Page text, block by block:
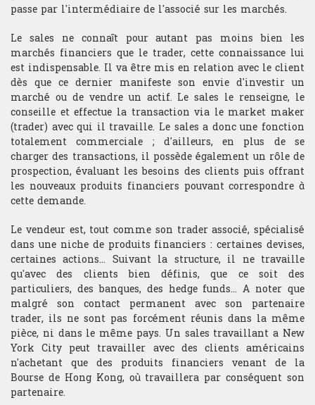
Mathématiques
Mathématiques financières
Microéconomie
Psychologie du Trading
Gestion portefeuille
Gestion du risque
Money management
Gestion du stress
Analyse technique
Stratégie du trader
l'expérience du trading acquises à
ouvrent les portes à différentes
carrières dans les métiers de la
finance de marché.
passe par l'intermédiaire de l'associé sur les marchés.
Le sales ne connaît pour autant pas moins bien les
marchés financiers que le trader, cette connaissance lui
est indispensable. Il va être mis en relation avec le client
dès que ce dernier manifeste son envie d'investir un
marché ou de vendre un actif. Le sales le renseigne, le
conseille et effectue la transaction via le market maker
(trader) avec qui il travaille. Le sales a donc une fonction
totalement commerciale ; d'ailleurs, en plus de se
charger des transactions, il possède également un rôle de
prospection, évaluant les besoins des clients puis offrant
les nouveaux produits financiers pouvant correspondre à
cette demande.
Le vendeur est, tout comme son trader associé, spécialisé
dans une niche de produits financiers : certaines devises,
certaines actions... Suivant la structure, il ne travaille
qu'avec des clients bien définis, que ce soit des
particuliers, des banques, des hedge funds... A noter que
malgré son contact permanent avec son partenaire
trader, ils ne sont pas forcément réunis dans la même
pièce, ni dans le même pays. Un sales travaillant a New
York City peut travailler avec des clients américains
n'achetant que des produits financiers venant de la
Bourse de Hong Kong, où travaillera par conséquent son
partenaire.